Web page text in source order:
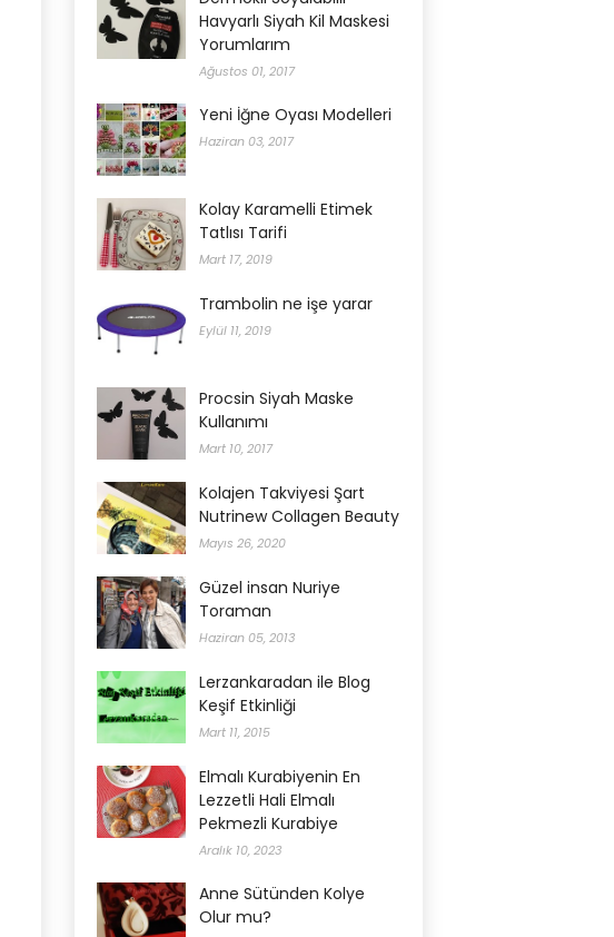
Havyarlı Siyah Kil Maskesi
Yorumlarım
Ağustos 01, 2017
Yeni İğne Oyası Modelleri
Haziran 03, 2017
Kolay Karamelli Etimek
Tatlısı Tarifi
Mart 17, 2019
Trambolin ne işe yarar
Eylül 11, 2019
Procsin Siyah Maske
Kullanımı
Mart 10, 2017
Kolajen Takviyesi Şart
Nutrinew Collagen Beauty
Mayıs 26, 2020
Güzel insan Nuriye
Toraman
Haziran 05, 2013
Lerzankaradan ile Blog
Keşif Etkinliği
Mart 11, 2015
Elmalı Kurabiyenin En
Lezzetli Hali Elmalı
Pekmezli Kurabiye
Aralık 10, 2023
Anne Sütünden Kolye
Olur mu?